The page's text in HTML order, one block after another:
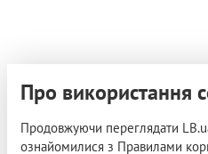
Про використання
Продовжуючи переглядати
ознайомилися з Правилами